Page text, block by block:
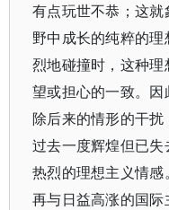
有点玩世不恭；这
野中成长的纯粹的
烈地碰撞时，这种
望或担心的一致。
除后来的情形的干
过去一度辉煌但已
热烈的理想主义情
再与日益高涨的国